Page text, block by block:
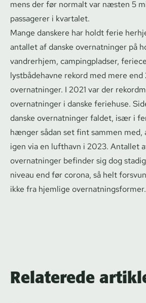
mens der før normalt var næsten 5
passagerer i kvartalet.
Mange danskere har holdt ferie
antallet af danske overnatninger på
vandrerhjem, campingpladser,
lystbådehavne rekord med mere end
overnatninger. I 2021 var der
overnatninger i danske feriehuse.
danske overnatninger faldet, især i
hænger sådan set fint sammen med,
igen via en lufthavn i 2023. Antallet
overnatninger befinder sig dog
niveau end før corona, så helt
ikke fra hjemlige over­nat­nings­for­mer.
Relaterede